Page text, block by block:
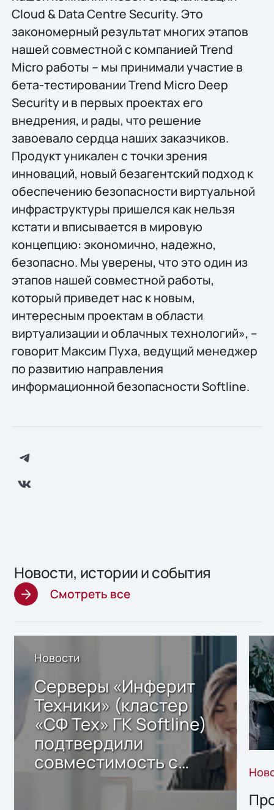
Cloud & Data Centre Security. Это
закономерный результат многих этапов
нашей совместной с компанией Trend
Micro работы – мы принимали участие в
бета-тестировании Trend Micro Deep
Security и в первых проектах его
внедрения, и рады, что решение
завоевало сердца наших заказчиков.
Продукт уникален с точки зрения
инноваций, новый безагентский подход к
обеспечению безопасности виртуальной
инфраструктуры пришелся как нельзя
кстати и вписывается в мировую
концепцию: экономично, надежно,
безопасно. Мы уверены, что это один из
этапов нашей совместной работы,
который приведет нас к новым,
интересным проектам в области
виртуализации и облачных технологий», –
говорит Максим Пуха, ведущий менеджер
по развитию направления
информационной безопасности Softline.
Новости, истории и события
Смотреть все
Новости
Серверы «Инферит
Техники» (кластер
«СФ Тех» ГК Softline)
подтвердили
совместимость с
решением Sharx